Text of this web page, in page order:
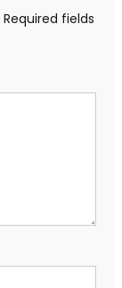
Required fields